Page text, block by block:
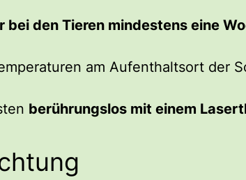
den Tieren mindestens eine
am Aufenthaltsort der
berührungslos mit einem